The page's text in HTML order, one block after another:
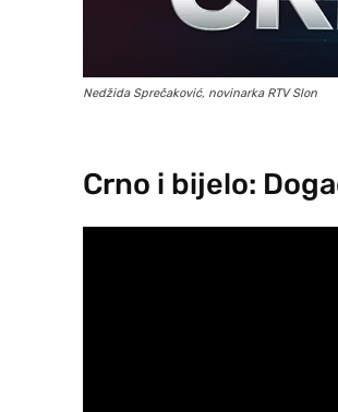
Nedžida Sprečaković, novinarka RTV Slon
Crno i bijelo: